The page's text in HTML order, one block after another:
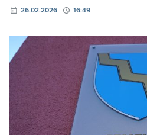
26.02.2026 16:49